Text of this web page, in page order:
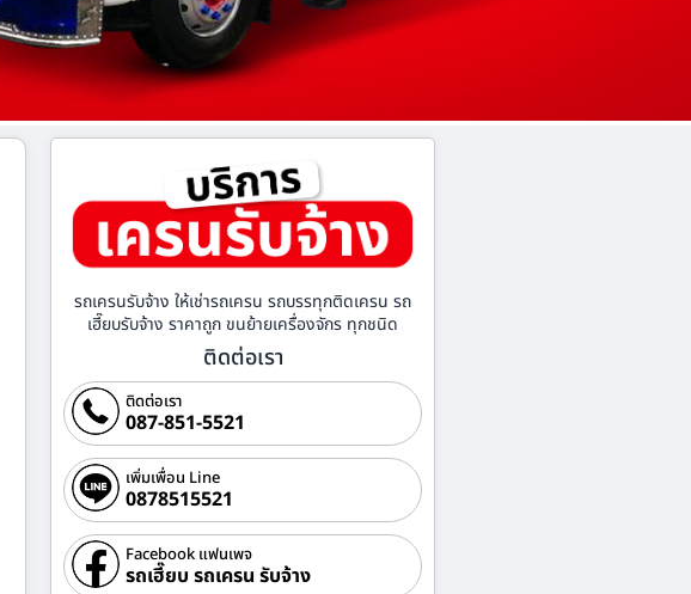
รถเครนรับจ้าง ให้เช่ารถเครน รถบรรทุกติดเครน รถ
เฮี๊ยบรับจ้าง ราคาถูก ขนย้ายเครื่องจักร ทุกชนิด
ติดต่อเรา
ติดต่อเรา
087-851-5521
เพิ่มเพื่อน Line
0878515521
Facebook แฟนเพจ
รถเฮี๊ยบ รถเครน รับจ้าง